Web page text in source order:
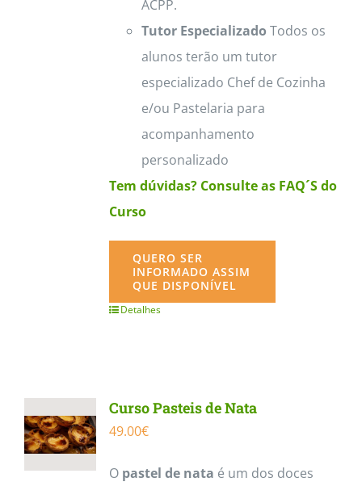
ACPP.
Tutor Especializado Todos os
alunos terão um tutor
especializado Chef de Cozinha
e/ou Pastelaria para
acompanhamento
personalizado
Tem dúvidas? Consulte as FAQ´S do
Curso
QUERO SER
INFORMADO ASSIM
QUE DISPONÍVEL
Detalhes
Curso Pasteis de Nata
49.00€
O pastel de nata é um dos doces